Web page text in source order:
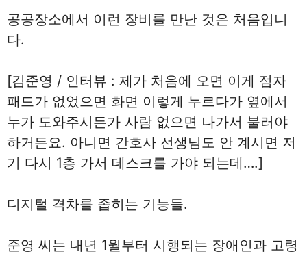
공공장소에서 이런 장비를 만난 것은 처음입니
다.
[김준영 / 인터뷰 : 제가 처음에 오면 이게 점자
패드가 없었으면 화면 이렇게 누르다가 옆에서
누가 도와주시든가 사람 없으면 나가서 불러야
하거든요. 아니면 간호사 선생님도 안 계시면 저
기 다시 1층 가서 데스크를 가야 되는데….]
디지털 격차를 좁히는 기능들.
준영 씨는 내년 1월부터 시행되는 장애인과 고령